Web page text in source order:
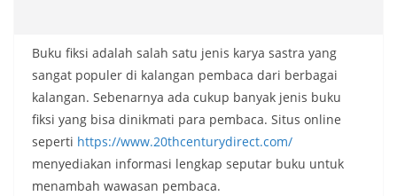
Buku fiksi adalah salah satu jenis karya sastra yang
sangat populer di kalangan pembaca dari berbagai
kalangan. Sebenarnya ada cukup banyak jenis buku
fiksi yang bisa dinikmati para pembaca. Situs online
seperti https://www.20thcenturydirect.com/
menyediakan informasi lengkap seputar buku untuk
menambah wawasan pembaca.